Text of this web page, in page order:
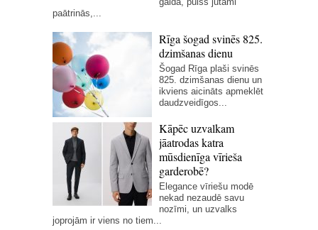
paātrinās,...
Rīga šogad svinēs 825.
dzimšanas dienu
Šogad Rīga plaši svinēs
825. dzimšanas dienu un
ikviens aicināts apmeklēt
daudzveidīgos...
Kāpēc uzvalkam
jāatrodas katra
mūsdienīga vīrieša
garderobē?
Elegance vīriešu modē
nekad nezaudē savu
nozīmi, un uzvalks
joprojām ir viens no tiem...